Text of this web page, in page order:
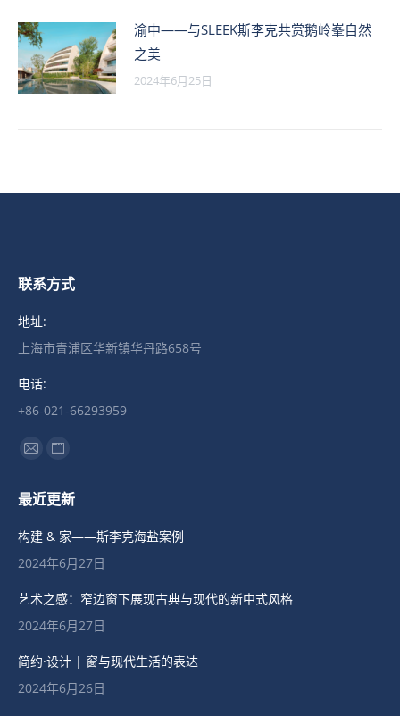
渝中——与SLEEK斯李克共赏鹅岭峯自然
之美
2024年6月25日
联系方式
地址:
上海市青浦区华新镇华丹路658号
电话:
+86-021-66293959
找到我们：
Mail
opens
in
window
Website
opens
in
window
最近更新
构建 & 家——斯李克海盐案例
2024年6月27日
艺术之感：窄边窗下展现古典与现代的新中式风格
2024年6月27日
简约·设计 | 窗与现代生活的表达
2024年6月26日